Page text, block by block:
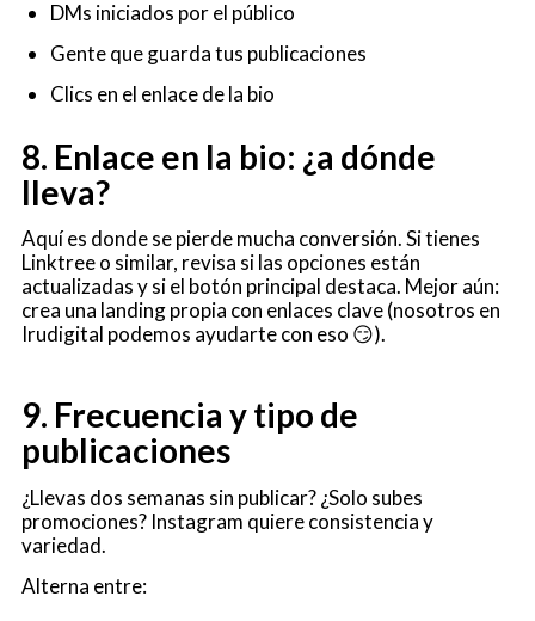
DMs iniciados por el público
Gente que guarda tus publicaciones
Clics en el enlace de la bio
8. Enlace en la bio: ¿a dónde
lleva?
Aquí es donde se pierde mucha conversión. Si tienes
Linktree o similar, revisa si las opciones están
actualizadas y si el botón principal destaca. Mejor aún:
crea una landing propia con enlaces clave (nosotros en
Irudigital podemos ayudarte con eso 😏).
9. Frecuencia y tipo de
publicaciones
¿Llevas dos semanas sin publicar? ¿Solo subes
promociones? Instagram quiere consistencia y
variedad.
Alterna entre: